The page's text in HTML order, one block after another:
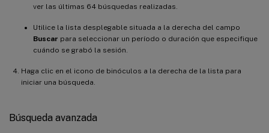
ver las últimas 64 búsquedas realizadas.
Utilice la lista desplegable situada a la derecha del campo
Buscar para seleccionar un período o duración que especifique
cuándo se grabó la sesión.
Haga clic en el icono de binóculos a la derecha de la lista para
iniciar una búsqueda.
Búsqueda avanzada